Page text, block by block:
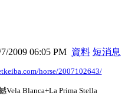
2009 06:05 PM 資料 短消息
horse/2007102643/
Vela Blanca+La Prima Stella